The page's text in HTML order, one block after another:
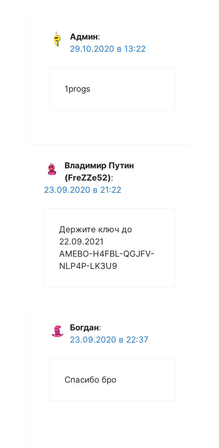
Админ:
29.10.2020 в 13:22
1progs
Владимир Путин
(FreZZe52):
23.09.2020 в 21:22
Держите ключ до
22.09.2021
AMEBO-H4FBL-QGJFV-
NLP4P-LK3U9
Богдан:
23.09.2020 в 22:37
Спасибо бро